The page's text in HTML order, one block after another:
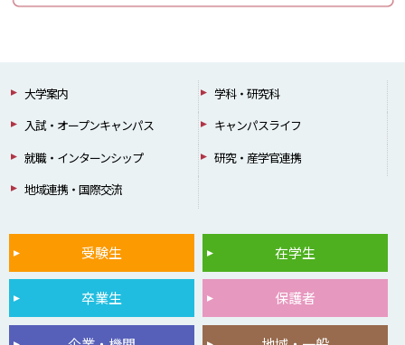
大学案内
学科・研究科
入試・オープンキャンパス
キャンパスライフ
就職・インターンシップ
研究・産学官連携
地域連携・国際交流
受験生 在学生
卒業生 保護者